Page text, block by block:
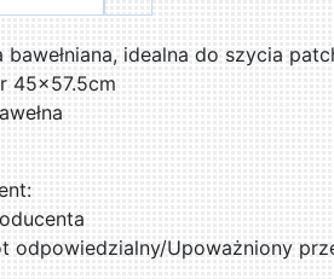
bawełniana, idealna do szycia
45x57.5cm
odpowiedzialny/Upoważniony